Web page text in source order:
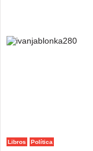
Libros Política